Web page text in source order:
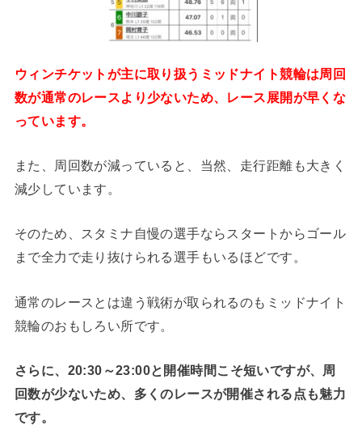
ウィンチケットが主に取り扱うミッドナイト競輪は周回
数が通常のレースより少ないため、レース展開が早くな
っています。
また、周回数が減っていると、当然、走行距離も大きく
減少しています。
そのため、スタミナ自慢の選手ならスタートからゴール
まで全力で走り抜けられる選手もいるほどです。
通常のレースとは違う戦術が取られるのもミッドナイト
競輪のおもしろい所です。
さらに、20:30～23:00と開催時間こそ短いですが、周
回数が少ないため、多くのレースが開催される点も魅力
です。